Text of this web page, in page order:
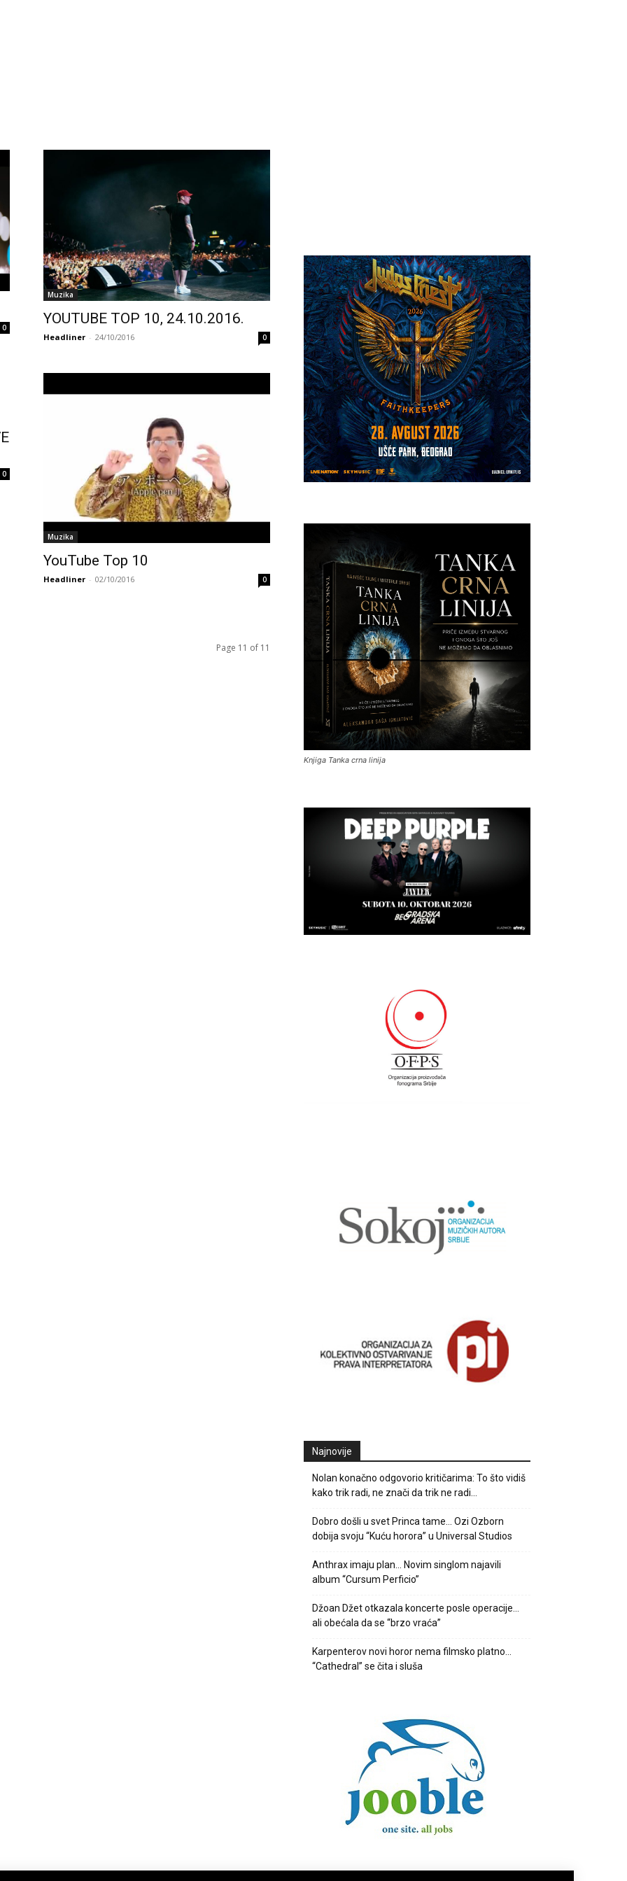
0
Muzika
YOUTUBE TOP 10, 24.10.2016.
Headliner - 24/10/2016 0
0
Muzika
YouTube Top 10
Headliner - 02/10/2016 0
Page 11 of 11
Knjiga Tanka crna linija
Najnovije
Nolan konačno odgovorio kritičarima: To što vidiš
kako trik radi, ne znači da trik ne radi…
Dobro došli u svet Princa tame… Ozi Ozborn
dobija svoju “Kuću horora” u Universal Studios
Anthrax imaju plan… Novim singlom najavili
album “Cursum Perficio”
Džoan Džet otkazala koncerte posle operacije…
ali obećala da se “brzo vraća”
Karpenterov novi horor nema filmsko platno…
“Cathedral” se čita i sluša